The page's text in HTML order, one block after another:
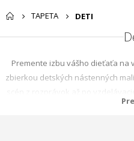
TAPETA DETI
Premente izbu vášho dieťaťa na
zbierkou detských nástenných
scén z rozprávok až po
podnietenie detskej fantázie.
malby sú jednoduché na
rozsiahlu kolekciu a nájdite dnes